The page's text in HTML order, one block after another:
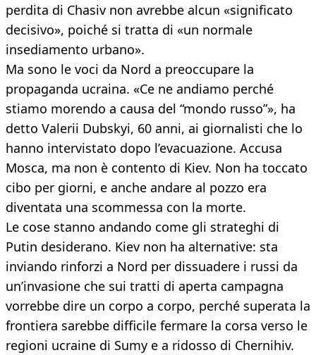
perdita di Chasiv non avrebbe alcun «significato
decisivo», poiché si tratta di «un normale
insediamento urbano».
Ma sono le voci da Nord a preoccupare la
propaganda ucraina. «Ce ne andiamo perché
stiamo morendo a causa del “mondo russo”», ha
detto Valerii Dubskyi, 60 anni, ai giornalisti che lo
hanno intervistato dopo l’evacuazione. Accusa
Mosca, ma non è contento di Kiev. Non ha toccato
cibo per giorni, e anche andare al pozzo era
diventata una scommessa con la morte.
Le cose stanno andando come gli strateghi di
Putin desiderano. Kiev non ha alternative: sta
inviando rinforzi a Nord per dissuadere i russi da
un’invasione che sui tratti di aperta campagna
vorrebbe dire un corpo a corpo, perché superata la
frontiera sarebbe difficile fermare la corsa verso le
regioni ucraine di Sumy e a ridosso di Chernihiv.